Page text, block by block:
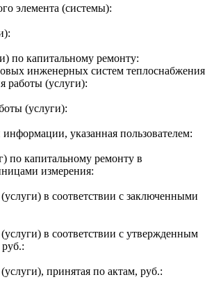
элемента (системы):
по капитальному ремонту:
инженерных систем теплоснабжения
работы (услуги):
(услуги):
информации, указанная пользователем:
по капитальному ремонту в
измерения:
в соответствии с заключенными
в соответствии с утвержденным
принятая по актам, руб.: